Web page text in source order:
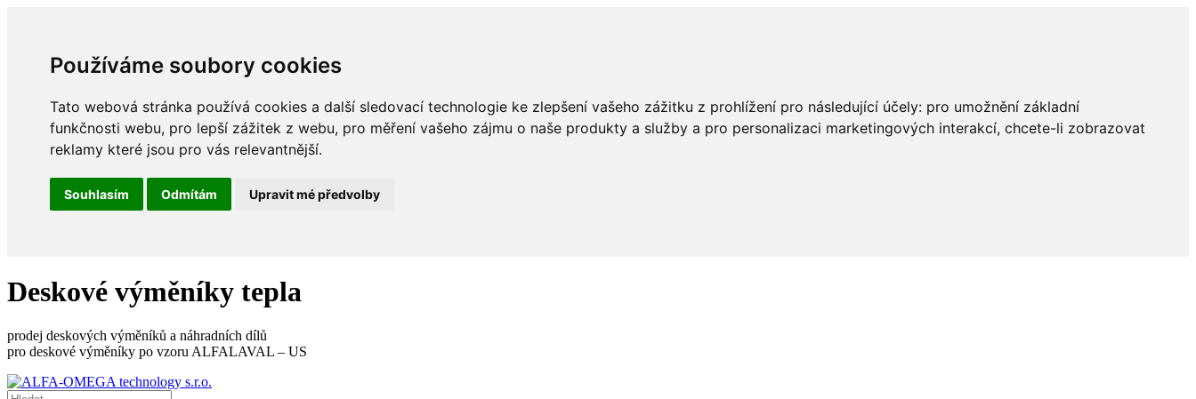
Používáme soubory cookies
Tato webová stránka používá cookies a další sledovací technologie ke zlepšení vašeho zážitku z prohlížení pro následující účely: pro umožnění základní
funkčnosti webu, pro lepší zážitek z webu, pro měření vašeho zájmu o naše produkty a služby a pro personalizaci marketingových interakcí, chcete-li zobrazovat
reklamy které jsou pro vás relevantnější.
Souhlasím Odmítám Upravit mé předvolby
Deskové výměníky tepla
prodej deskových výměníků a náhradních dílů
pro deskové výměníky po vzoru ALFALAVAL – US